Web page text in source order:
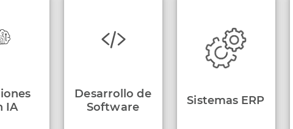
IA
Desarrollo de
Software
Sistemas ERP